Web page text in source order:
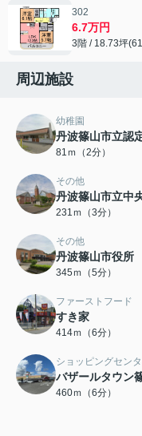
302
6.7万円
3階 / 18.73坪
周辺施設
幼稚園
丹波篠山市立認
81ｍ（2分）
その他
丹波篠山市立中
231ｍ（3分）
その他
丹波篠山市役
345ｍ（5分）
ファーストフード
すき家
414ｍ（6分）
ショッピングセン
バザールタウン
460ｍ（6分）